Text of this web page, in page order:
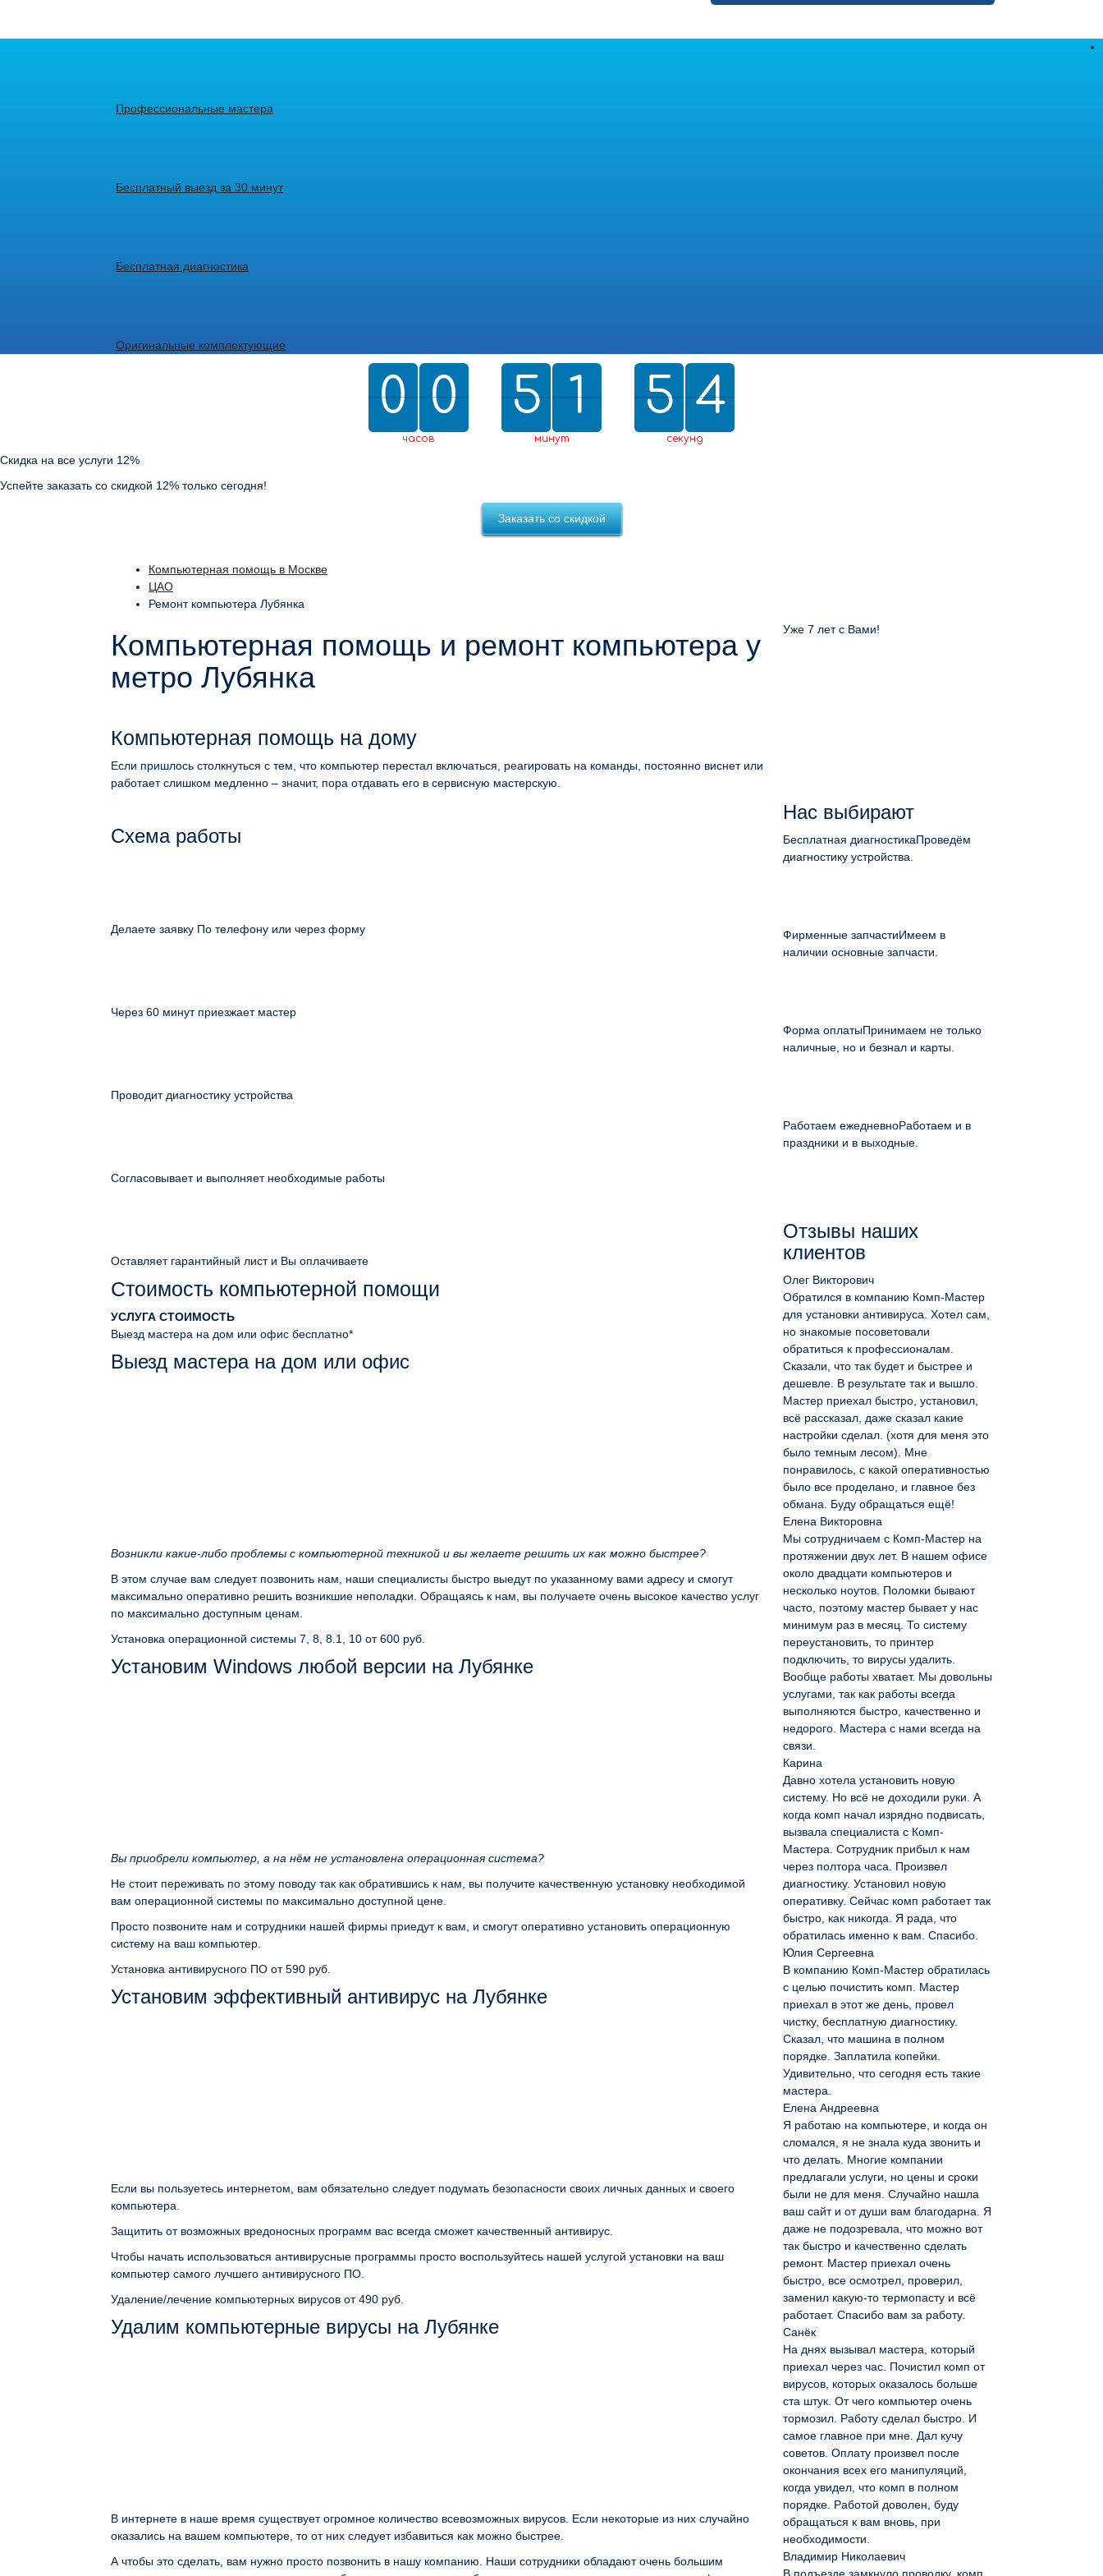
Профессиональные мастера
Бесплатный выезд за 30 минут
Бесплатная диагностика
Оригинальные комплектующие
0
0 0
0
часов
5
5 2
1
1
2
минут
0
5
5
0 4
3
3
4
секунд
Скидка на все услуги 12%
Успейте заказать со скидкой 12% только сегодня!
Заказать со скидкой
Компьютерная помощь в Москве
ЦАО
Ремонт компьютера Лубянка
Компьютерная помощь и ремонт компьютера у
метро Лубянка
Компьютерная помощь на дому
Если пришлось столкнуться с тем, что компьютер перестал включаться, реагировать на команды, постоянно виснет или
работает слишком медленно – значит, пора отдавать его в сервисную мастерскую.
Схема работы
Делаете заявку По телефону или через форму
Через 60 минут приезжает мастер
Проводит диагностику устройства
Согласовывает и выполняет необходимые работы
Оставляет гарантийный лист и Вы оплачиваете
Стоимость компьютерной помощи
УСЛУГА СТОИМОСТЬ
Выезд мастера на дом или офис бесплатно*
Выезд мастера на дом или офис
Возникли какие-либо проблемы с компьютерной техникой и вы желаете решить их как можно быстрее?
В этом случае вам следует позвонить нам, наши специалисты быстро выедут по указанному вами адресу и смогут
максимально оперативно решить возникшие неполадки. Обращаясь к нам, вы получаете очень высокое качество услуг
по максимально доступным ценам.
Установка операционной системы 7, 8, 8.1, 10 от 600 руб.
Установим Windows любой версии на Лубянке
Вы приобрели компьютер, а на нём не установлена операционная система?
Не стоит переживать по этому поводу так как обратившись к нам, вы получите качественную установку необходимой
вам операционной системы по максимально доступной цене.
Просто позвоните нам и сотрудники нашей фирмы приедут к вам, и смогут оперативно установить операционную
систему на ваш компьютер.
Установка антивирусного ПО от 590 руб.
Установим эффективный антивирус на Лубянке
Если вы пользуетесь интернетом, вам обязательно следует подумать безопасности своих личных данных и своего
компьютера.
Защитить от возможных вредоносных программ вас всегда сможет качественный антивирус.
Чтобы начать использоваться антивирусные программы просто воспользуйтесь нашей услугой установки на ваш
компьютер самого лучшего антивирусного ПО.
Удаление/лечение компьютерных вирусов от 490 руб.
Удалим компьютерные вирусы на Лубянке
В интернете в наше время существует огромное количество всевозможных вирусов. Если некоторые из них случайно
оказались на вашем компьютере, то от них следует избавиться как можно быстрее.
А чтобы это сделать, вам нужно просто позвонить в нашу компанию. Наши сотрудники обладают очень большим
Уже 7 лет с Вами!
Нас выбирают
Бесплатная диагностикаПроведём
диагностику устройства.
Фирменные запчастиИмеем в
наличии основные запчасти.
Форма оплатыПринимаем не только
наличные, но и безнал и карты.
Работаем ежедневноРаботаем и в
праздники и в выходные.
Отзывы наших
клиентов
Олег Викторович
Обратился в компанию Комп-Мастер
для установки антивируса. Хотел сам,
но знакомые посоветовали
обратиться к профессионалам.
Сказали, что так будет и быстрее и
дешевле. В результате так и вышло.
Мастер приехал быстро, установил,
всё рассказал, даже сказал какие
настройки сделал. (хотя для меня это
было темным лесом). Мне
понравилось, с какой оперативностью
было все проделано, и главное без
обмана. Буду обращаться ещё!
Елена Викторовна
Мы сотрудничаем с Комп-Мастер на
протяжении двух лет. В нашем офисе
около двадцати компьютеров и
несколько ноутов. Поломки бывают
часто, поэтому мастер бывает у нас
минимум раз в месяц. То систему
переустановить, то принтер
подключить, то вирусы удалить.
Вообще работы хватает. Мы довольны
услугами, так как работы всегда
выполняются быстро, качественно и
недорого. Мастера с нами всегда на
связи.
Карина
Давно хотела установить новую
систему. Но всё не доходили руки. А
когда комп начал изрядно подвисать,
вызвала специалиста с Комп-
Мастера. Сотрудник прибыл к нам
через полтора часа. Произвел
диагностику. Установил новую
оперативку. Сейчас комп работает так
быстро, как никогда. Я рада, что
обратилась именно к вам. Спасибо.
Юлия Сергеевна
В компанию Комп-Мастер обратилась
с целью почистить комп. Мастер
приехал в этот же день, провел
чистку, бесплатную диагностику.
Сказал, что машина в полном
порядке. Заплатила копейки.
Удивительно, что сегодня есть такие
мастера.
Елена Андреевна
Я работаю на компьютере, и когда он
сломался, я не знала куда звонить и
что делать. Многие компании
предлагали услуги, но цены и сроки
были не для меня. Случайно нашла
ваш сайт и от души вам благодарна. Я
даже не подозревала, что можно вот
так быстро и качественно сделать
ремонт. Мастер приехал очень
быстро, все осмотрел, проверил,
заменил какую-то термопасту и всё
работает. Спасибо вам за работу.
Санёк
На днях вызывал мастера, который
приехал через час. Почистил комп от
вирусов, которых оказалось больше
ста штук. От чего компьютер очень
тормозил. Работу сделал быстро. И
самое главное при мне. Дал кучу
советов. Оплату произвел после
окончания всех его манипуляций,
когда увидел, что комп в полном
порядке. Работой доволен, буду
обращаться к вам вновь, при
необходимости.
Владимир Николаевич